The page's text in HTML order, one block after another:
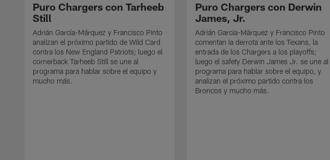
Puro Chargers con Tarheeb
Still
Adrián García-Márquez y Francisco Pinto
analizan el próximo partido de Wild Card
contra los New England Patriots; luego el
cornerback Tarheeb Still se une al
programa para hablar sobre el equipo y
mucho más.
Puro Chargers con Derwin
James, Jr.
Adrián García-Márquez y Francisco Pinto
comentan la derrota ante los Texans, la
entrada de los Chargers a los playoffs;
luego el safety Derwin James Jr. se une al
programa para hablar sobre el equipo, y
analizan el próximo partido contra los
Broncos y mucho más.